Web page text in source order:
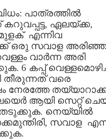
പാത്രത്തില്‍
ഏലയ്ക്ക,
എന്നിവ
ഒരു സവാള
വാര്‍ന്ന അരി
6 കപ്പ്‌
തീരുന്നത് വരെ
ആയി സെറ്റ്‌
നെയ്യില്‍
സവാള